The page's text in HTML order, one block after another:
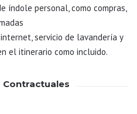
índole personal, como compras,
servicio de lavandería y
el itinerario como incluido.
Contractuales